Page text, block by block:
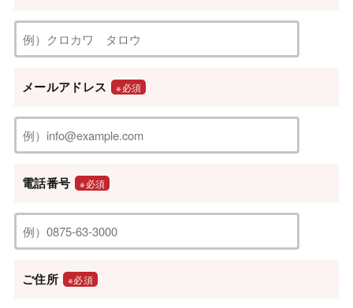
メールアドレス ※必須
電話番号 ※必須
ご住所 ※必須